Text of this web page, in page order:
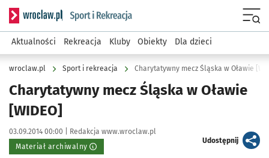
Serwis informacyjny wroclaw.pl podserwis: Sport i rekreacja
Aktualności Rekreacja Kluby Obiekty Dla dzieci
wroclaw.pl Sport i rekreacja Charytatywny mecz Śląska w Oławie
Charytatywny mecz Śląska w Oławie
[WIDEO]
Data publikacji:
03.09.2014 00:00 | Autor:
Redakcja www.wroclaw.pl
Materiał archiwalny
Udostępnijartykuł